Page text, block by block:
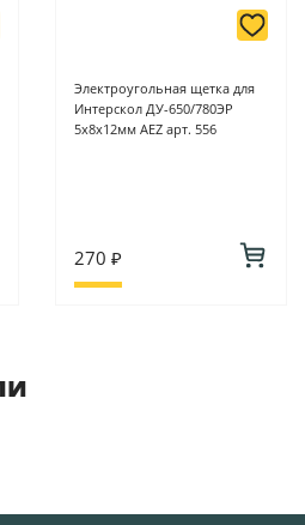
Электроугольная щетка для
Интерскол ДУ-650/780ЭР
5х8х12мм AEZ арт. 556
270 ₽